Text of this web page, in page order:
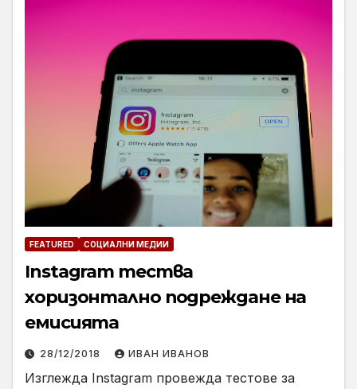
FEATURED СОЦИАЛНИ МЕДИИ
Instagram тества
хоризонтално подреждане на
емисията
28/12/2018 ИВАН ИВАНОВ
Изглежда Instagram провежда тестове за